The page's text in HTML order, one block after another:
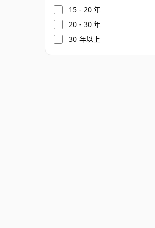
15 - 20 年
20 - 30 年
30 年以上